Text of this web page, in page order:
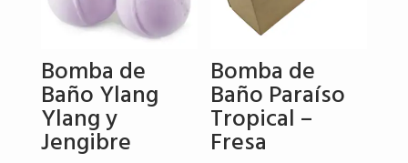
Bomba de
Baño Ylang
Ylang y
Jengibre
Bomba de
Baño Paraíso
Tropical –
Fresa